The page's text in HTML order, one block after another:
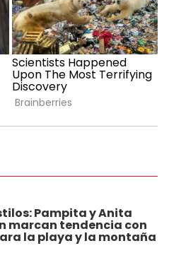
Pampita y Anita
marcan tendencia con
la playa y la montaña